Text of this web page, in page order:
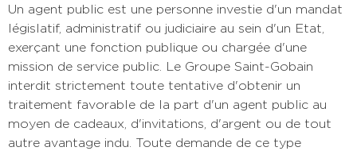
Un agent public est une personne investie d'un mandat
législatif, administratif ou judiciaire au sein d'un Etat,
exerçant une fonction publique ou chargée d'une
mission de service public. Le Groupe Saint-Gobain
interdit strictement toute tentative d'obtenir un
traitement favorable de la part d'un agent public au
moyen de cadeaux, d'invitations, d'argent ou de tout
autre avantage indu. Toute demande de ce type